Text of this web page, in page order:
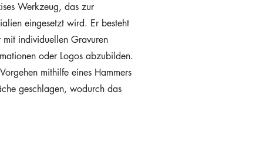
Werkzeug, das zur
eingesetzt wird. Er besteht
individuellen Gravuren
oder Logos abzubilden.
mithilfe eines Hammers
geschlagen, wodurch das